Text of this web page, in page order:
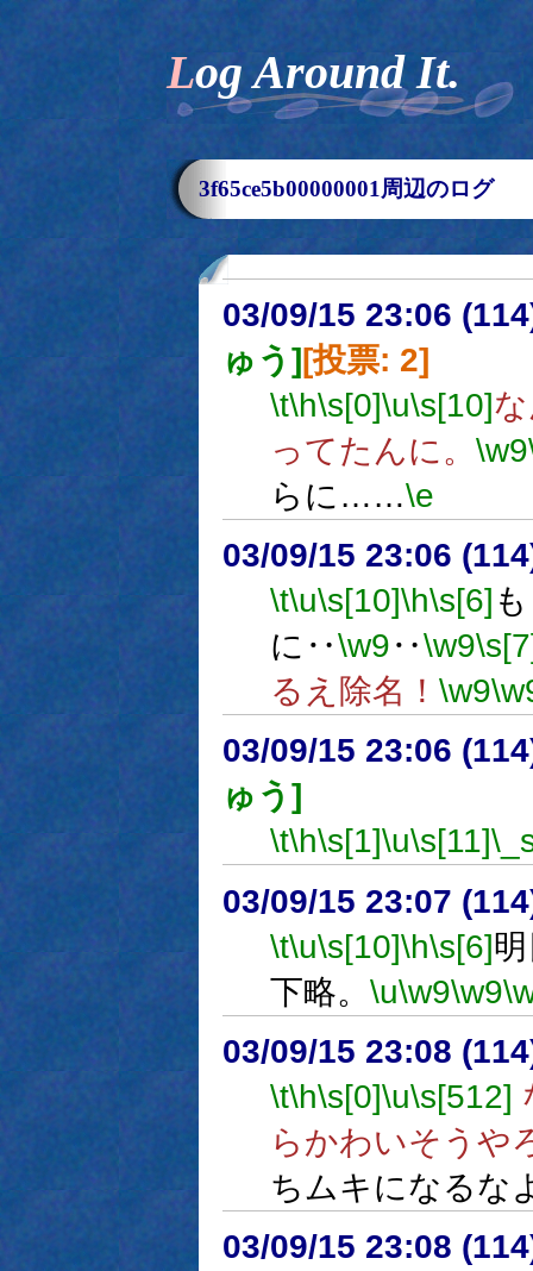
Log Around It.
3f65ce5b00000001周辺のログ
03/09/15 23:06
ゅう][投票: 2]
\t\h\s[0]\u\s[10]
ってたんに。 \w9
らに……\e
03/09/15 23:06
\t\u\s[10]\h\s[6]
に‥\w9‥\w9
るえ除名！ \w9
03/09/15 23:06
ゅう]
\t\h\s[1]\u\s[11]
03/09/15 23:07
\t\u\s[10]\h\s[6]
下略。 \u\w9\w9
03/09/15 23:08
\t\h\s[0]\u\s[512]
らかわいそうや
ちムキになるな
03/09/15 23:08